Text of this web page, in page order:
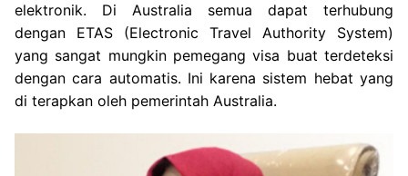
elektronik. Di Australia semua dapat terhubung
dengan ETAS (Electronic Travel Authority System)
yang sangat mungkin pemegang visa buat terdeteksi
dengan cara automatis. Ini karena sistem hebat yang
di terapkan oleh pemerintah Australia.